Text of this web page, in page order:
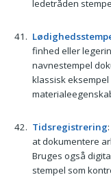
ledetråden
finhed eller
navnestempel
klassisk
Tidsregistrering
at dokumentere
Bruges også
stempel som